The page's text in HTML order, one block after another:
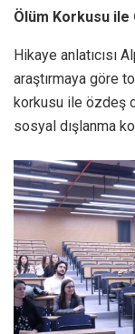
Ölüm Korkusu ile
Hikaye anlatıcısı
araştırmaya göre
korkusu ile özdeş
sosyal dışlanma